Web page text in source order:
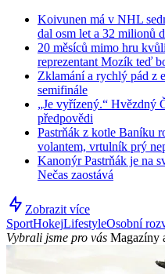
Koivunen má v NHL
dal osm let a 32 milionů
20 měsíců mimo hru
reprezentant Mozík teď
Zklamání a rychlý pád z
semifinále
„Je vyřízený.“ Hvězdný
předpovědi
Pastrňák z kotle Baníku
volantem, vrtulník prý
Kanonýr Pastrňák je na
Nečas zaostává
Zobrazit více
SportHokejLifestyleOsobní
Vybrali jsme pro vás Magazíny